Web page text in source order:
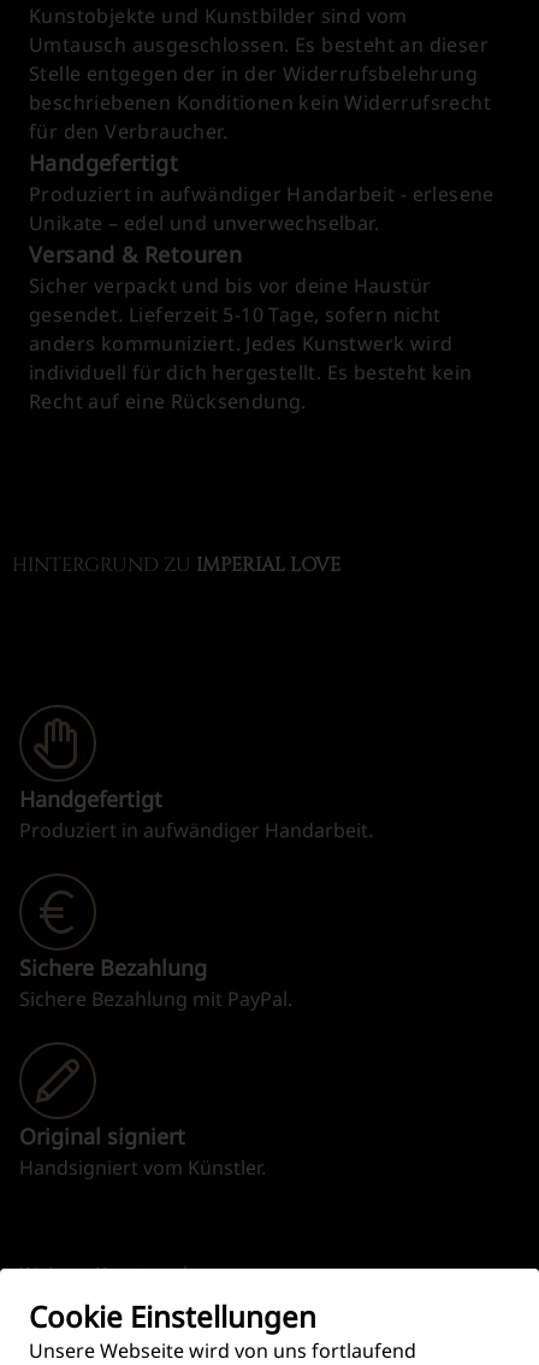
Kunstobjekte und Kunstbilder sind vom
Umtausch ausgeschlossen. Es besteht an dieser
Stelle entgegen der in der Widerrufsbelehrung
beschriebenen Konditionen kein Widerrufsrecht
für den Verbraucher.
Handgefertigt
Produziert in aufwändiger Handarbeit - erlesene
Unikate – edel und unverwechselbar.
Versand & Retouren
Sicher verpackt und bis vor deine Haustür
gesendet. Lieferzeit 5-10 Tage, sofern nicht
anders kommuniziert. Jedes Kunstwerk wird
individuell für dich hergestellt. Es besteht kein
Recht auf eine Rücksendung.
HINTERGRUND ZU IMPERIAL LOVE
Handgefertigt
Produziert in aufwändiger Handarbeit.
Sichere Bezahlung
Sichere Bezahlung mit PayPal.
Original signiert
Handsigniert vom Künstler.
Weitere Kunstwerke
Cookie Einstellungen
Unsere Webseite wird von uns fortlaufend